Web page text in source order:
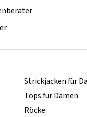
Strickjacken für
Tops für Damen
Röcke